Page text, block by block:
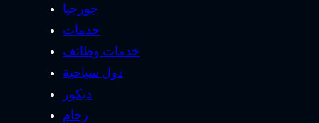
جورجيا
خدمات
خدمات وظائف
دول سياحية
ديكور
رخام